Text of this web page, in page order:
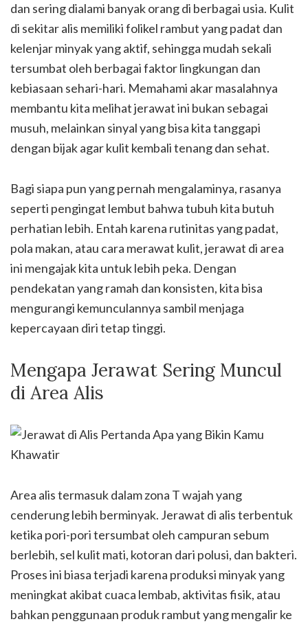
dan sering dialami banyak orang di berbagai usia. Kulit
di sekitar alis memiliki folikel rambut yang padat dan
kelenjar minyak yang aktif, sehingga mudah sekali
tersumbat oleh berbagai faktor lingkungan dan
kebiasaan sehari-hari. Memahami akar masalahnya
membantu kita melihat jerawat ini bukan sebagai
musuh, melainkan sinyal yang bisa kita tanggapi
dengan bijak agar kulit kembali tenang dan sehat.
Bagi siapa pun yang pernah mengalaminya, rasanya
seperti pengingat lembut bahwa tubuh kita butuh
perhatian lebih. Entah karena rutinitas yang padat,
pola makan, atau cara merawat kulit, jerawat di area
ini mengajak kita untuk lebih peka. Dengan
pendekatan yang ramah dan konsisten, kita bisa
mengurangi kemunculannya sambil menjaga
kepercayaan diri tetap tinggi.
Mengapa Jerawat Sering Muncul
di Area Alis
Area alis termasuk dalam zona T wajah yang
cenderung lebih berminyak. Jerawat di alis terbentuk
ketika pori-pori tersumbat oleh campuran sebum
berlebih, sel kulit mati, kotoran dari polusi, dan bakteri.
Proses ini biasa terjadi karena produksi minyak yang
meningkat akibat cuaca lembab, aktivitas fisik, atau
bahkan penggunaan produk rambut yang mengalir ke